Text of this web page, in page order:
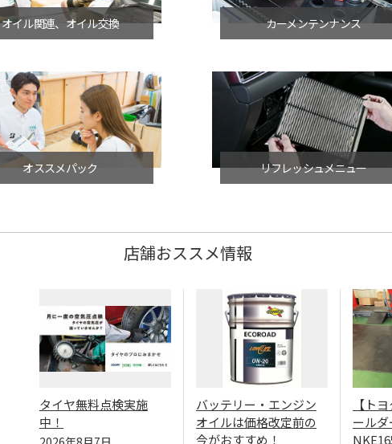
オイル関連、オイル交換 カーメンテンナンス
オススメパック リフレッシュメニュー
店舗おススメ情報
タイヤ無料点検実施
中！
バッテリー・エンジン
オイルは価格改定前の
今がおすすめ！
【ト
ール